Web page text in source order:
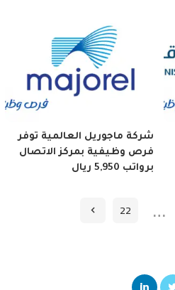
شركة ماجوريل العالمية توفر
فرص وظيفية بمركز الاتصال
برواتب 5,950 ريال
…
22